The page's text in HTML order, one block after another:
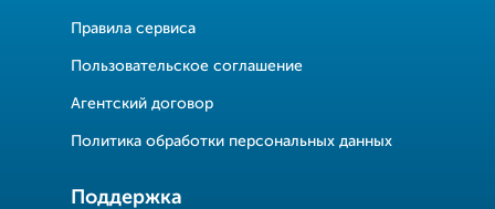
Правила сервиса
Пользовательское соглашение
Агентский договор
Политика обработки персональных данных
Поддержка